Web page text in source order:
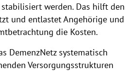
werden. Das hilft den
und entlastet Angehörige und
die Kosten.
DemenzNetz systematisch
Versorgungsstrukturen